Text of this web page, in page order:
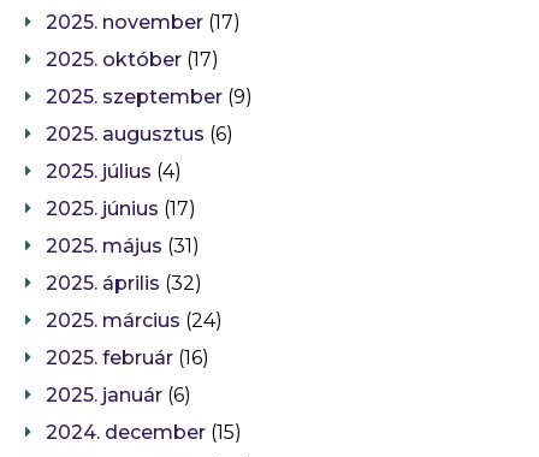
2025. november (17)
2025. október (17)
2025. szeptember (9)
2025. augusztus (6)
2025. július (4)
2025. június (17)
2025. május (31)
2025. április (32)
2025. március (24)
2025. február (16)
2025. január (6)
2024. december (15)